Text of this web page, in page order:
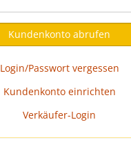
Login/Passwort vergessen
Kundenkonto einrichten
Verkäufer-Login